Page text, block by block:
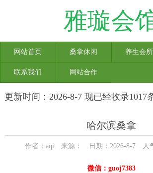
雅璇会
网站首页 桑拿休闲 养生会所
联系我们 网站合作
更新时间：2026-8-7 现已经收录1017
哈尔滨桑拿
作者：aqi 来源： 日期：2026-8-7 人
微信：guoj7383